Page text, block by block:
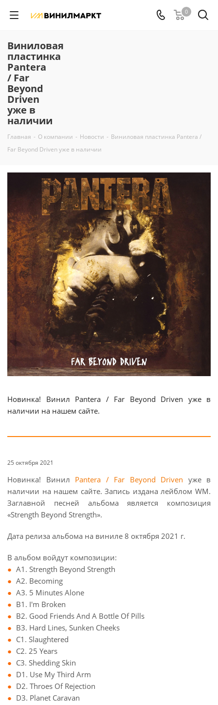
0
Виниловая
пластинка
Pantera
/ Far
Beyond
Driven
уже в
наличии
Главная - О компании - Новости - Виниловая пластинка Pantera /
Far Beyond Driven уже в наличии
Новинка! Винил Pantera / Far Beyond Driven уже в
наличии на нашем сайте.
25 октября 2021
Новинка! Винил Pantera / Far Beyond Driven уже в
наличии на нашем сайте. Запись издана лейблом WM.
Заглавной песней альбома является композиция
«Strength Beyond Strength».
Дата релиза альбома на виниле 8 октября 2021 г.
В альбом войдут композиции:
A1. Strength Beyond Strength
A2. Becoming
A3. 5 Minutes Alone
B1. I'm Broken
B2. Good Friends And A Bottle Of Pills
B3. Hard Lines, Sunken Cheeks
C1. Slaughtered
C2. 25 Years
C3. Shedding Skin
D1. Use My Third Arm
D2. Throes Of Rejection
D3. Planet Caravan